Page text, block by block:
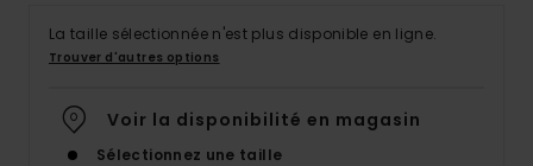
La taille sélectionnée n'est plus disponible en ligne.
Trouver d'autres options
Voir la disponibilité en magasin
Sélectionnez une taille